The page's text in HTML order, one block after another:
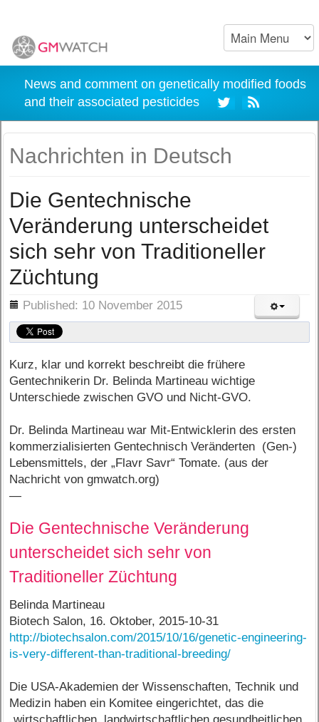
News and comment on genetically modified foods
and their associated pesticides
Nachrichten in Deutsch
Die Gentechnische
Veränderung unterscheidet
sich sehr von Traditioneller
Züchtung
Published: 10 November 2015
Kurz, klar und korrekt beschreibt die frühere
Gentechnikerin Dr. Belinda Martineau wichtige
Unterschiede zwischen GVO und Nicht-GVO.
Dr. Belinda Martineau war Mit-Entwicklerin des ersten
kommerzialisierten Gentechnisch Veränderten (Gen-)
Lebensmittels, der „Flavr Savr“ Tomate. (aus der
Nachricht von gmwatch.org)
—
Die Gentechnische Veränderung
unterscheidet sich sehr von
Traditioneller Züchtung
Belinda Martineau
Biotech Salon, 16. Oktober, 2015-10-31
http://biotechsalon.com/2015/10/16/genetic-engineering-
is-very-different-than-traditional-breeding/
Die USA-Akademien der Wissenschaften, Technik und
Medizin haben ein Komitee eingerichtet, das die